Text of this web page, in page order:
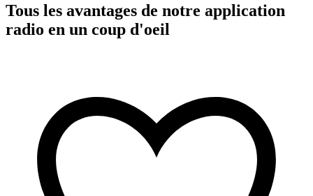
Tous les avantages de notre application
radio en un coup d'oeil